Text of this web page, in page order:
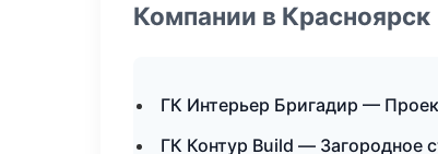
Компании в Красноярск
ГК Интерьер Бригадир —
ГК Контур Build — Загородное